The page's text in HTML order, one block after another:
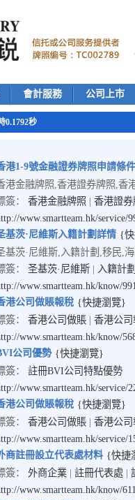
會計服務 公司上市
0.1792秒
港1-9號金融證券牌照申請條
港金融牌照,香港證券牌照,香
簽：香港金融牌照 |香港證
www.smartteam.hk/service/
基茨·尼維斯入籍計劃詳情 {
基茨·尼維斯,入籍計劃,移民,
簽：圣基茨·尼維斯 | 入籍計
www.smartteam.hk/know/
港公司做賬報稅 {快捷瀏覽}
簽：香港公司做賬 |香港公
www.smartteam.hk/know/
公司優勢 {快捷瀏覽}
簽：註冊BVI公司特點優勢
www.smartteam.hk/service/
港公司做賬報稅 {快捷瀏覽}
簽：香港公司做賬 |香港公
www.smartteam.hk/service/
商註冊設立代表處材料 {快捷
簽：外商企業 |註冊代表處 |
www.smartteam.hk/know/